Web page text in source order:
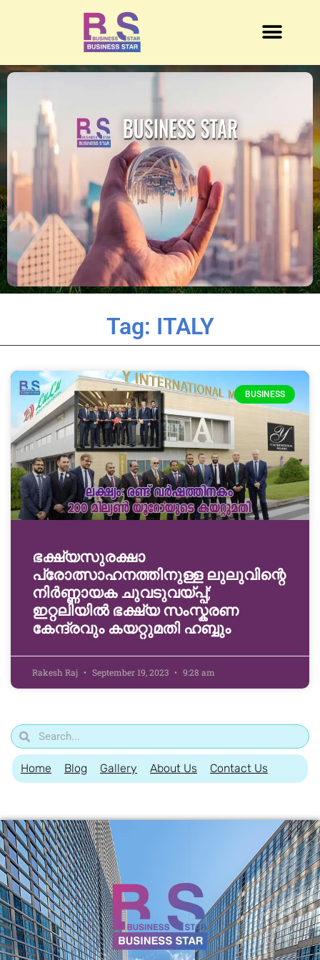
Tag: ITALY
BUSINESS
ഭക്ഷ്യസുരക്ഷാ
പ്രോത്സാഹനത്തിനുള്ള ലുലുവിന്റെ
നിർണ്ണായക ചുവടുവയ്പ്പ്;
ഇറ്റലിയിൽ ഭക്ഷ്യ സംസ്കരണ
കേന്ദ്രവും കയറ്റുമതി ഹബ്ബും
Rakesh Raj September 19, 2023 9:28 am
Home Blog Gallery About Us Contact Us